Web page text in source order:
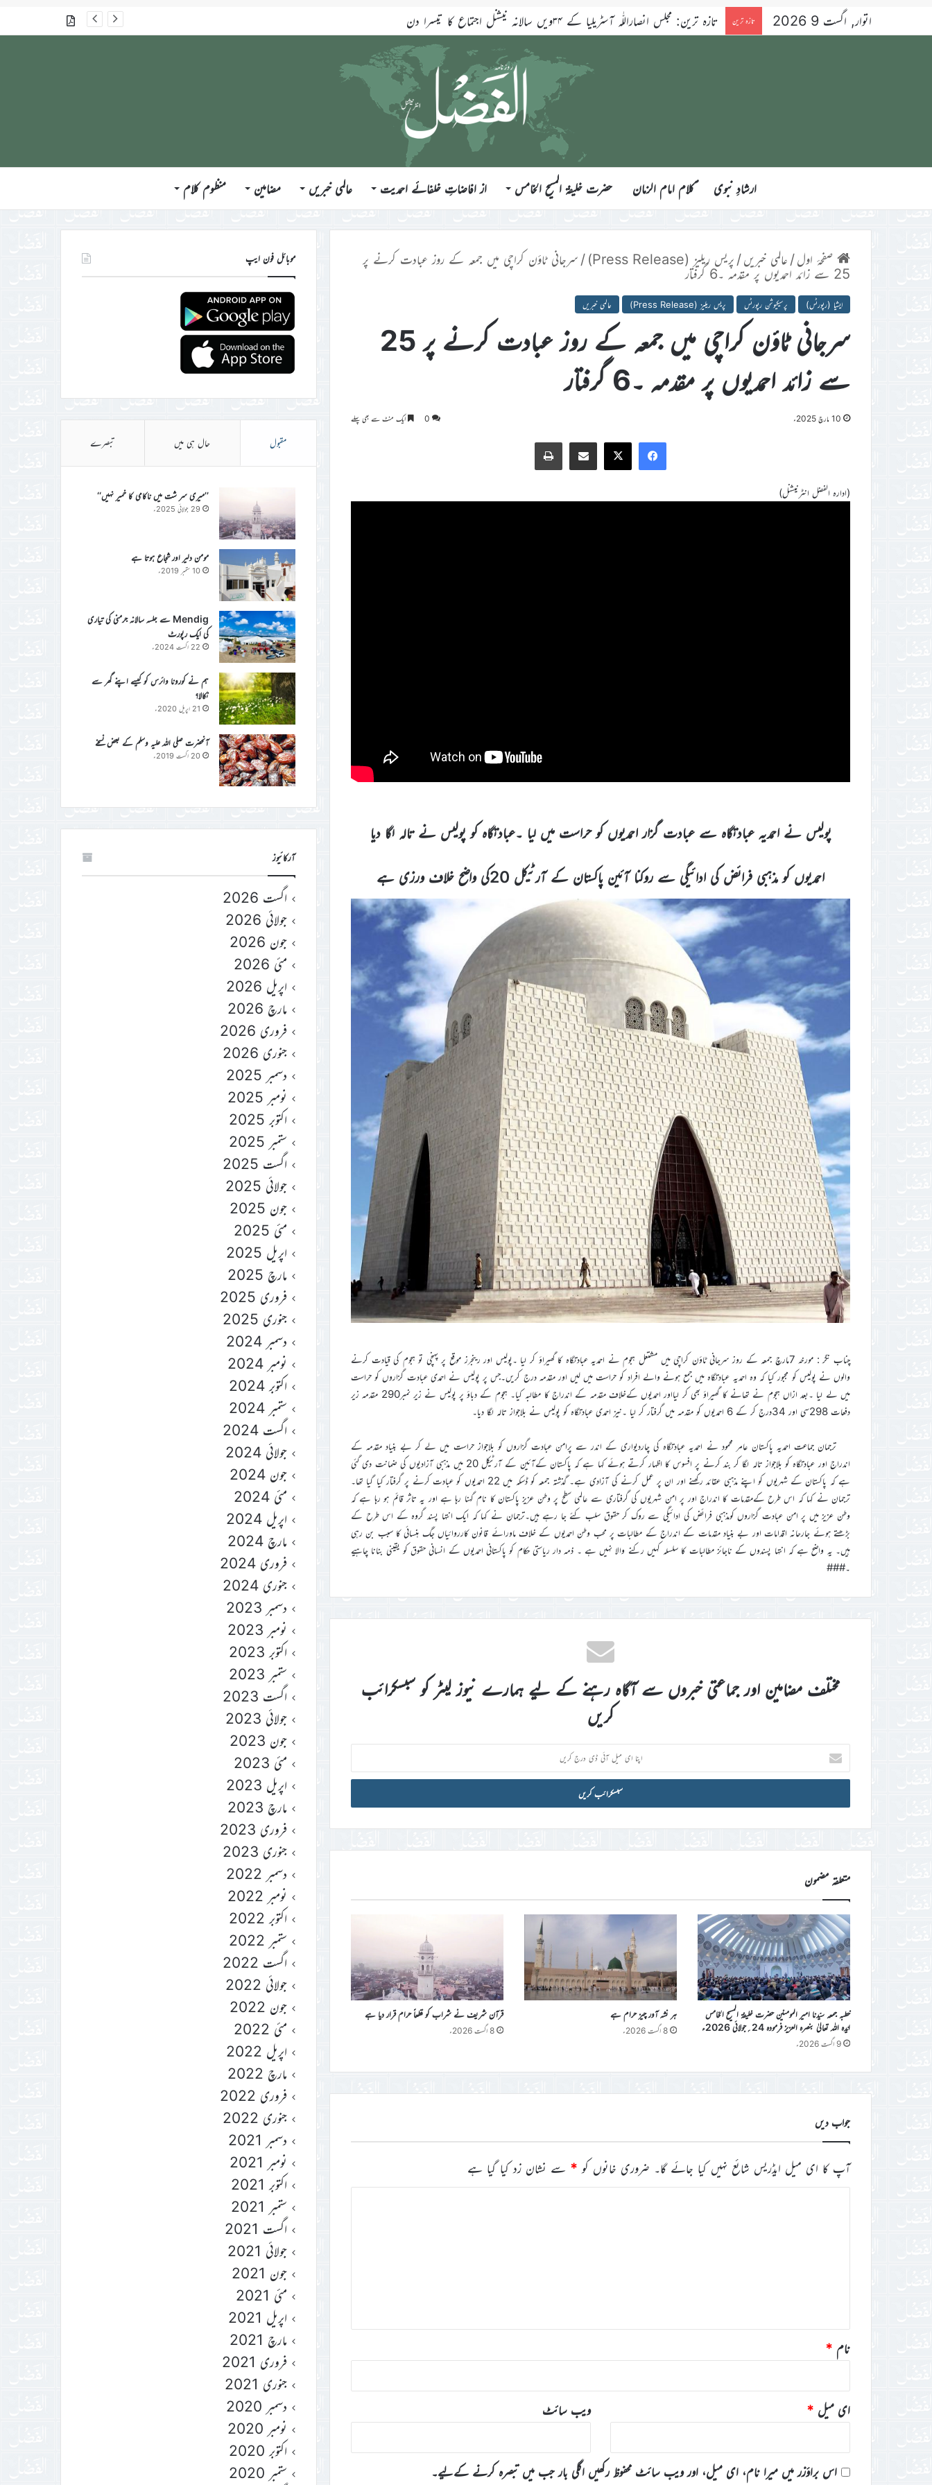
اتوار, اگست 9 2026 تازہ ترین خطبہ جمعہ سیّدنا امیر المومنین حضرت خلیفۃ المسیح الخامس ایّدہ اللہ تعالیٰ بنصرہ العزیز فرمودہ 24؍جولائی 2026ء گذشتہ شمارے
ارشادِ نبوی ؑکلام امام الزمان حضرت خلیفۃ المسیح الخامس از افاضاتِ خلفائے احمدیت عالمی خبریں مضامین منظوم کلام
صفحۂ اول/ عالمی خبریں/ پریس ریلیز (Press Release) / سرجانی ٹاؤن کراچی میں جمعہ کے روز عبادت کرنے پر
25 سے زائد احمدیوں پر مقدمہ ۔6 گرفتار
ایشیا (رپورٹس) پرسیکیوشن رپورٹس پریس ریلیز (Press Release) عالمی خبریں
سرجانی ٹاؤن کراچی میں جمعہ کے روز عبادت کرنے پر 25
سے زائد احمدیوں پر مقدمہ ۔6 گرفتار
10 مارچ 2025ء 0 ایک منٹ سے بھی پہلے
Facebook
X
Share via Email
Print
(ادارہ الفضل انٹرنیشنل)
پولیس نے احمدیہ عبادتگاہ سے عبادت گزار احمدیوں کو حراست میں لیا ۔عبادتگاہ کو پولیس نے تالہ لگا دیا
احمدیوں کو مذہبی فرائض کی ادائیگی سے روکنا آئین پاکستان کے آرٹیکل 20کی واضح خلاف ورزی ہے
چناب نگر : مورخہ 7مارچ جمعہ کے روز سرجانی ٹاؤن کراچی میں مشتعل ہجوم نے احمدیہ عبادتگاہ کا گھیراؤ کر لیا ۔پولیس اور رینجرز موقع پر پہنچی تو ہجوم کی قیادت کرنے
والوں نے پولیس کو مجبور کیا کہ وہ احمدیہ عبادتگاہ میں جمع ہونے والے افراد کو حراست میں لیں اور مقدمہ درج کریں۔جس پر پولیس نے احمدی عبادت گزاروں کو حراست
میں لے لیا ۔بعد ازاں ہجوم نے تھانے کا گھیراؤ بھی کر لیااور احمدیوں کےخلاف مقدمہ کے اندراج کا مطالبہ کیا۔ ہجوم کے دباؤ پر پولیس نے زیر نمبر290 مقدمہ زیر
دفعات 298سی اور 34درج کر کے 6 احمدیوں کو مقدمہ میں گرفتار کر لیا ۔نیز احمدی عبادتگاہ کو پولیس نے بلاجواز تالہ لگا دیا۔
ترجمان جماعت احمدیہ پاکستان عامر محمود نے احمدیہ عبادتگاہ کی چاردیواری کے اندر سے پرامن عبادت گزاروں کو بلاجواز حراست میں لے کر بے بنیاد مقدمہ کے
اندراج اور عبادتگاہ کو بلاجواز تالہ لگا کر بند کرنے پر افسوس کا اظہار کرتے ہوئے کہا ہے کہ پاکستان کےآئین کے آرٹیکل 20 میں مذہبی آزادیوں کی ضمانت دی گئی
ہے کہ پاکستان کے شہریوں کو اپنے مذہبی عقائد رکھنے اور ان پر عمل کرنے کی آزادی ہے۔ گذشتہ جمعہ کو ڈسکہ میں 22 احمدیوں کو عبادت کرنے پر گرفتار کیا گیا تھا۔
ترجمان نے کہا کہ اس طرح کےمقدمات کا اندراج اور پر امن شہریوں کی گرفتاری سے عالمی سطح پر وطن عزیز پاکستان کا نام گہنا رہا ہے اور یہ تاثر قائم ہو رہا ہے کہ
وطن عزیز میں پر امن عبادت گزاروں کومذہبی فرائض کی ادائیگی سے روک کر حقوق سلب کئے جا رہے ہیں۔ترجمان نے کہا کہ ایک انتہا پسند گروہ کے اس طرح کے
بڑھتے ہوئے جارحانہ اقدامات اور بے بنیاد مقدمات کے اندراج کے مطالبات پر محب وطن احمدیوں کے خلاف ماورائے قانون کارروائیاں جگ ہنسائی کا سبب بن رہی
ہیں۔ یہ واضح ہے کہ انتہا پسندوں کے ناجائز مطالبات کا سلسلہ کہیں رکنے والا نہیں ہے ۔ ذمہ دار ریاستی حکام کو پاکستانی احمدیوں کے انسانی حقوق کو یقینی بنانا چاہیے
۔###
مختلف مضامین اور جماعتی خبروں سے آگاہ رہنے کے لیے ہمارے نیوز لیٹر کو سبسکرائب
کریں
اپنا
ای
میل
ڈی
متعلقہ مضمون
خطبہ جمعہ سیّدنا امیر المومنین حضرت خلیفۃ المسیح الخامس
ایّدہ اللہ تعالیٰ بنصرہ العزیز فرمودہ 24؍جولائی 2026ء
9 اگست 2026ء
ہر نشہ آور چیز حرام ہے
8 اگست 2026ء
قرآن شریف نے شراب کو قطعاً حرام قرار دیا ہے
8 اگست 2026ء
جواب دیں
آپ کا ای میل ایڈریس شائع نہیں کیا جائے گا۔ ضروری خانوں کو * سے نشان زد کیا گیا ہے
نام *
ای میل * ویب‌ سائٹ
اس براؤزر میں میرا نام، ای میل، اور ویب سائٹ محفوظ رکھیں اگلی بار جب میں تبصرہ کرنے کےلیے۔
موبائل فون ایپ
مقبول حال ہی میں تبصرے
’’میری سر شت میں ناکامی کا خمیر نہیں‘‘
29 جولائی 2025ء
مومن دلیر اور شجاع ہوتا ہے
10 ستمبر 2019ء
Mendig سے جلسہ سالانہ جرمنی کی تیاری
کی ایک رپورٹ
22 اگست 2024ء
ہم نے کورونا وائرس کو کیسے اپنے گھر سے
نکالا؟
21 اپریل 2020ء
آنحضرت صلی اللہ علیہ وسلم کے بعض نسخے
20 اگست 2019ء
آرکائیوز
اگست 2026
جولائی 2026
جون 2026
مئی 2026
اپریل 2026
مارچ 2026
فروری 2026
جنوری 2026
دسمبر 2025
نومبر 2025
اکتوبر 2025
ستمبر 2025
اگست 2025
جولائی 2025
جون 2025
مئی 2025
اپریل 2025
مارچ 2025
فروری 2025
جنوری 2025
دسمبر 2024
نومبر 2024
اکتوبر 2024
ستمبر 2024
اگست 2024
جولائی 2024
جون 2024
مئی 2024
اپریل 2024
مارچ 2024
فروری 2024
جنوری 2024
دسمبر 2023
نومبر 2023
اکتوبر 2023
ستمبر 2023
اگست 2023
جولائی 2023
جون 2023
مئی 2023
اپریل 2023
مارچ 2023
فروری 2023
جنوری 2023
دسمبر 2022
نومبر 2022
اکتوبر 2022
ستمبر 2022
اگست 2022
جولائی 2022
جون 2022
مئی 2022
اپریل 2022
مارچ 2022
فروری 2022
جنوری 2022
دسمبر 2021
نومبر 2021
اکتوبر 2021
ستمبر 2021
اگست 2021
جولائی 2021
جون 2021
مئی 2021
اپریل 2021
مارچ 2021
فروری 2021
جنوری 2021
دسمبر 2020
نومبر 2020
اکتوبر 2020
ستمبر 2020